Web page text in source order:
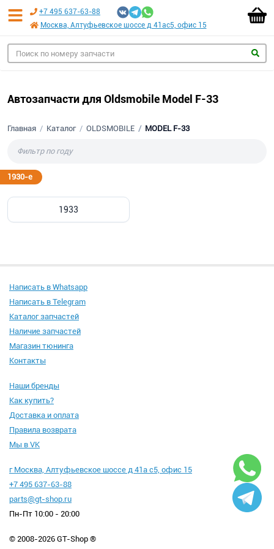
+7 495 637-63-88
Москва, Алтуфьевское шоссе д 41ас5, офис 15
Автозапчасти для Oldsmobile Model F-33
Главная Каталог OLDSMOBILE MODEL F-33
1930-е
1933
Написать в Whatsapp
Написать в Telegram
Каталог запчастей
Наличие запчастей
Магазин тюнинга
Контакты
Наши бренды
Как купить?
Доставка и оплата
Правила возврата
Мы в VK
г Москва, Алтуфьевское шоссе д 41а с5, офис 15
+7 495 637-63-88
parts@gt-shop.ru
Пн-Пт 10:00 - 20:00
© 2008-2026 GT-Shop ®